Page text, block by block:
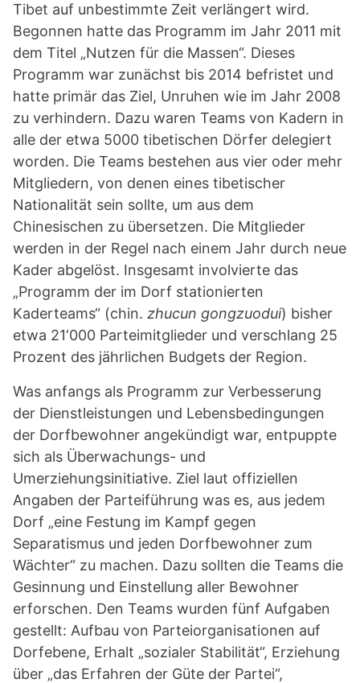
Tibet auf unbestimmte Zeit verlängert wird.
Begonnen hatte das Programm im Jahr 2011 mit
dem Titel „Nutzen für die Massen“. Dieses
Programm war zunächst bis 2014 befristet und
hatte primär das Ziel, Unruhen wie im Jahr 2008
zu verhindern. Dazu waren Teams von Kadern in
alle der etwa 5000 tibetischen Dörfer delegiert
worden. Die Teams bestehen aus vier oder mehr
Mitgliedern, von denen eines tibetischer
Nationalität sein sollte, um aus dem
Chinesischen zu übersetzen. Die Mitglieder
werden in der Regel nach einem Jahr durch neue
Kader abgelöst. Insgesamt involvierte das
„Programm der im Dorf stationierten
Kaderteams“ (chin. zhucun gongzuodui) bisher
etwa 21‘000 Parteimitglieder und verschlang 25
Prozent des jährlichen Budgets der Region.
Was anfangs als Programm zur Verbesserung
der Dienstleistungen und Lebensbedingungen
der Dorfbewohner angekündigt war, entpuppte
sich als Überwachungs- und
Umerziehungsinitiative. Ziel laut offiziellen
Angaben der Parteiführung was es, aus jedem
Dorf „eine Festung im Kampf gegen
Separatismus und jeden Dorfbewohner zum
Wächter“ zu machen. Dazu sollten die Teams die
Gesinnung und Einstellung aller Bewohner
erforschen. Den Teams wurden fünf Aufgaben
gestellt: Aufbau von Parteiorganisationen auf
Dorfebene, Erhalt „sozialer Stabilität“, Erziehung
über „das Erfahren der Güte der Partei“,